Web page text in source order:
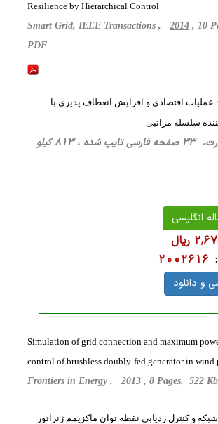
Resilience by Hierarchical Control
Smart Grid, IEEE Transactions , 2014 , 10
PDF
میکروگریدهایDC : عملیات اقتصادی و افزایش انعطاف پذیری با
سلسله مراتبی
، مهندسی برق قدرت، 33 صفحه فارسی تایپ شده ، 813 کیلو
انگلیسی
ریال
2002616
و دانلود
Simulation of grid connection and maximum
control of brushless doubly-fed generator in wind
Frontiers in Energy , 2013 , 8 Pages, 522
و کنترل ردیابی نقطه توان ماکزیمم ژنراتور